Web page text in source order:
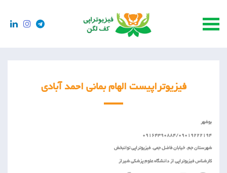
فیزیوتراپیست الهام بمانی احمد آبادی
بوشهر
09164390884/09019222194
شهرستان جم. خیابان فاضل جمی. فیزیوتراپی توانبخش
کارشناس فیزیوتراپی از دانشگاه علوم پزشکی شیراز